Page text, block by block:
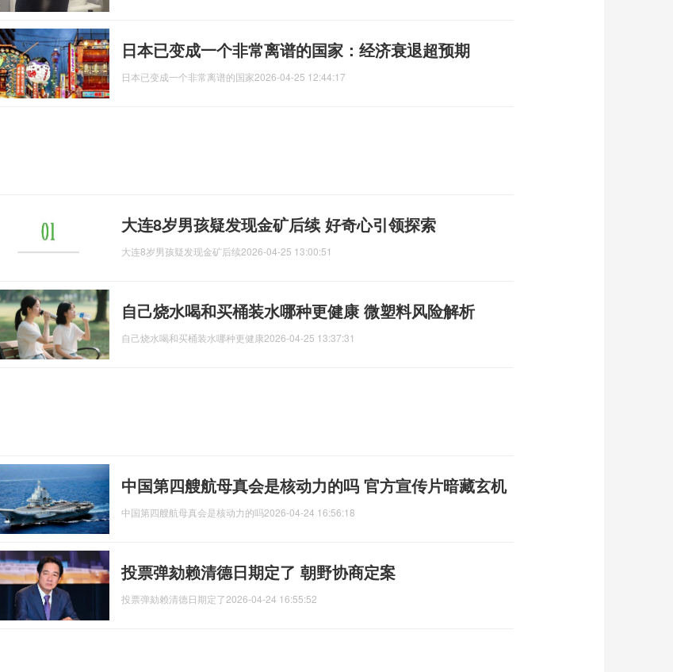
日本已变成一个非常离谱的国家：经济衰退超预期
日本已变成一个非常离谱的国家2026-04-25 12:44:17
大连8岁男孩疑发现金矿后续 好奇心引领探索
大连8岁男孩疑发现金矿后续2026-04-25 13:00:51
自己烧水喝和买桶装水哪种更健康 微塑料风险解析
自己烧水喝和买桶装水哪种更健康2026-04-25 13:37:31
中国第四艘航母真会是核动力的吗 官方宣传片暗藏玄机
中国第四艘航母真会是核动力的吗2026-04-24 16:56:18
投票弹劾赖清德日期定了 朝野协商定案
投票弹劾赖清德日期定了2026-04-24 16:55:52